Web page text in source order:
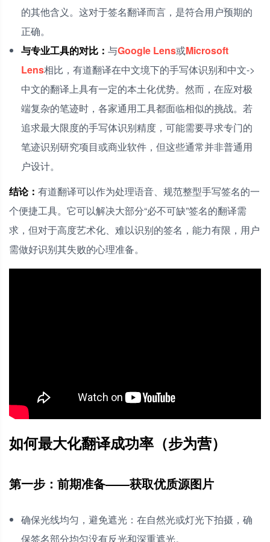
的其他含义。这对于签名翻译而言，是符合用户预期的
正确。
与专业工具的对比： 与Google Lens或Microsoft
Lens相比，有道翻译在中文境下的手写体识别和中文->
中文的翻译上具有一定的本土化优势。然而，在应对极
端复杂的笔迹时，各家通用工具都面临相似的挑战。若
追求最大限度的手写体识别精度，可能需要寻求专门的
笔迹识别研究项目或商业软件，但这些通常并非普通用
户设计。
结论： 有道翻译可以作为处理语音、规范整型手写签名的一
个便捷工具。它可以解决大部分“必不可缺”签名的翻译需
求，但对于高度艺术化、难以识别的签名，能力有限，用户
需做好识别其失败的心理准备。
如何最大化翻译成功率（步为营）
第一步：前期准备——获取优质源图片
确保光线均匀，避免遮光：在自然光或灯光下拍摄，确
保签名部分均匀没有反光和深重遮光。